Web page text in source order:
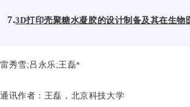
7.3D打印壳聚糖水凝胶的设计制备及其在生物
雷秀雪;吕永乐;王磊*
通讯作者 ：王磊，北京科技大学